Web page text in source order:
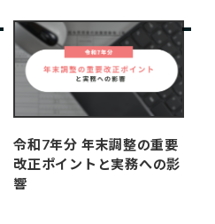
令和7年分 年末調整の重要
改正ポイントと実務への影
響